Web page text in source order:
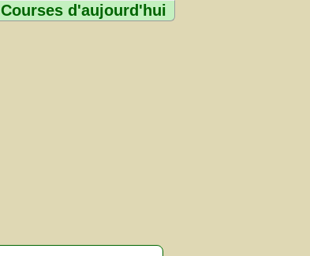
Courses d'aujourd'hui